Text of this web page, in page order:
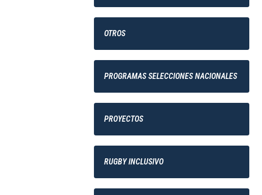
OTROS
PROGRAMAS SELECCIONES NACIONALES
PROYECTOS
RUGBY INCLUSIVO